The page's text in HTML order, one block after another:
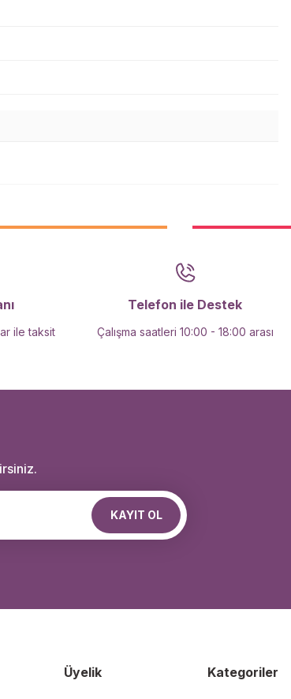
ile taksit
Telefon ile Destek
Çalışma saatleri 10:00 - 18:00 arası
KAYIT OL
Üyelik Kategoriler